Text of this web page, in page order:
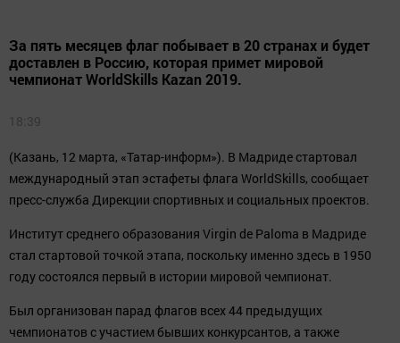
За пять месяцев флаг побывает в 20 странах и будет
доставлен в Россию, которая примет мировой
чемпионат WorldSkills Kazan 2019.
18:39
(Казань, 12 марта, «Татар-информ»). В Мадриде стартовал
международный этап эстафеты флага WorldSkills, сообщает
пресс-служба Дирекции спортивных и социальных проектов.
Институт среднего образования Virgin de Paloma в Мадриде
стал стартовой точкой этапа, поскольку именно здесь в 1950
году состоялся первый в истории мировой чемпионат.
Был организован парад флагов всех 44 предыдущих
чемпионатов с участием бывших конкурсантов, а также